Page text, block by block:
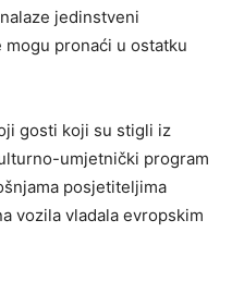
jedinstveni
pronaći u ostatku
gosti koji su stigli iz
umjetnički program
posjetiteljima
vozila vladala evropskim